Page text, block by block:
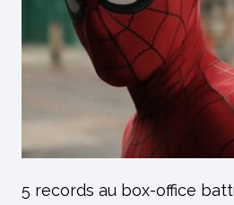
5 records au box-office